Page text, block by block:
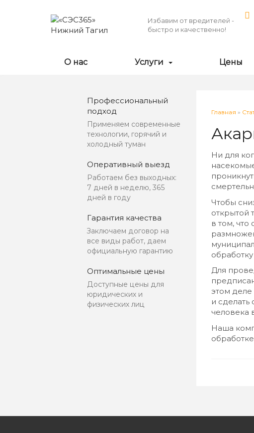
Избавим от вредителей -
быстро и качественно!
О нас Услуги Цены
Вы
Главная »
Ни для
Чтобы
открытой
в том, что
Для
этом деле
и
человека
Наша
Профессиональный
подход
Применяем современные
технологии, горячий и
холодный туман
Оперативный выезд
Работаем без выходных:
7 дней в неделю, 365
дней в году
Гарантия качества
Заключаем договор на
все виды работ, даем
официальную гарантию
Оптимальные цены
Доступные цены для
юридических и
физических лиц